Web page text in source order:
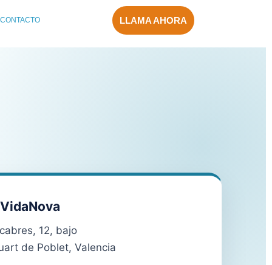
LLAMA AHORA
CONTACTO
12, bajo
de Poblet, Valencia